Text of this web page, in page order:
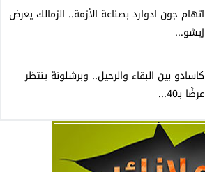
اتهام جون ادوارد بصناعة الأزمة.. الزمالك يعرض
إيشو...
كاسادو بين البقاء والرحيل.. وبرشلونة ينتظر
عرضًا بـ40...